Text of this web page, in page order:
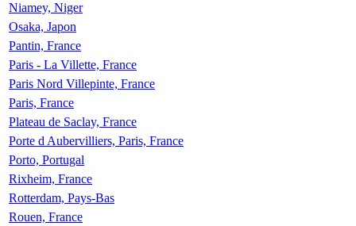
Niamey, Niger
Osaka, Japon
Pantin, France
Paris - La Villette, France
Paris Nord Villepinte, France
Paris, France
Plateau de Saclay, France
Porte d Aubervilliers, Paris, France
Porto, Portugal
Rixheim, France
Rotterdam, Pays-Bas
Rouen, France